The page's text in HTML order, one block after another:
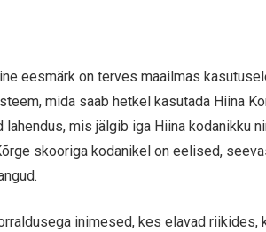
eesmärk on terves maailmas
mida saab hetkel kasutada Hiina
lahendus, mis jälgib iga Hiina kodanikku
skooriga kodanikel on eelised,
inimesed, kes elavad riikides,